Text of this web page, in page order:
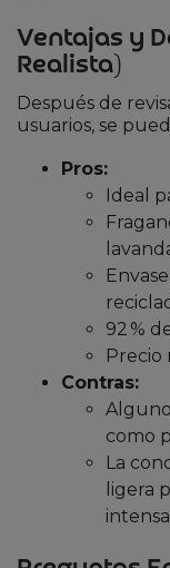
Ventajas y
Realista)
Después de
usuarios, se
Pros:
Ideal
92 %
Precio
Contras:
como
La
ligera